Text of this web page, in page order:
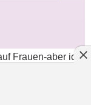
Frauen-aber ich